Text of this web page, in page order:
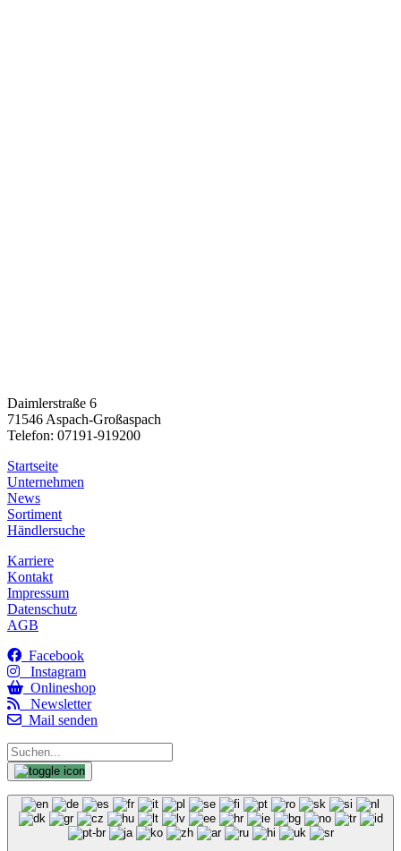
Daimlerstraße 6
71546 Aspach-Großaspach
Telefon: 07191-919200
Startseite
Unternehmen
News
Sortiment
Händlersuche
Karriere
Kontakt
Impressum
Datenschutz
AGB
Facebook
Instagram
Onlineshop
Newsletter
Mail senden